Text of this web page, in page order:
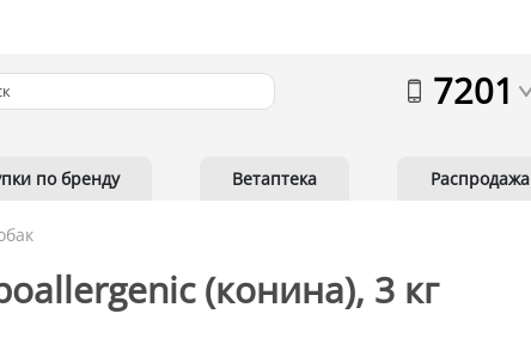
7201
по бренду Ветаптека Распродажа
(конина), 3 кг